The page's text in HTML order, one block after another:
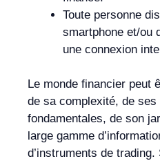
Toute personne
smartphone et/ou
une connexion
Le monde financier peut
de sa complexité, de ses
fondamentales, de son
large gamme
d’instruments de